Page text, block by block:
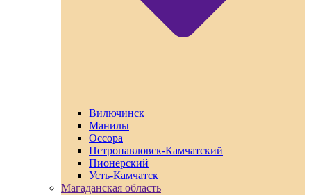
Вилючинск
Манилы
Оссора
Петропавловск-Камчатский
Пионерский
Усть-Камчатск
Магаданская область